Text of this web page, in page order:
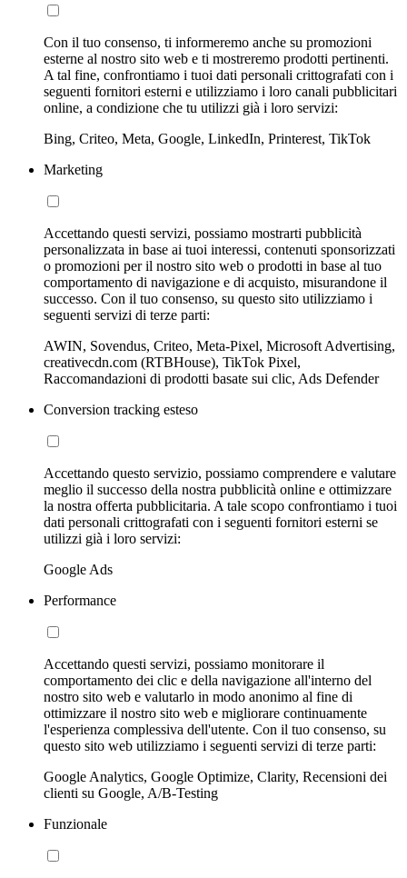
Con il tuo consenso, ti informeremo anche su promozioni
esterne al nostro sito web e ti mostreremo prodotti pertinenti.
A tal fine, confrontiamo i tuoi dati personali crittografati con i
seguenti fornitori esterni e utilizziamo i loro canali pubblicitari
online, a condizione che tu utilizzi già i loro servizi:
Bing, Criteo, Meta, Google, LinkedIn, Printerest, TikTok
Marketing
Accettando questi servizi, possiamo mostrarti pubblicità
personalizzata in base ai tuoi interessi, contenuti sponsorizzati
o promozioni per il nostro sito web o prodotti in base al tuo
comportamento di navigazione e di acquisto, misurandone il
successo. Con il tuo consenso, su questo sito utilizziamo i
seguenti servizi di terze parti:
AWIN, Sovendus, Criteo, Meta-Pixel, Microsoft Advertising,
creativecdn.com (RTBHouse), TikTok Pixel,
Raccomandazioni di prodotti basate sui clic, Ads Defender
Conversion tracking esteso
Accettando questo servizio, possiamo comprendere e valutare
meglio il successo della nostra pubblicità online e ottimizzare
la nostra offerta pubblicitaria. A tale scopo confrontiamo i tuoi
dati personali crittografati con i seguenti fornitori esterni se
utilizzi già i loro servizi:
Google Ads
Performance
Accettando questi servizi, possiamo monitorare il
comportamento dei clic e della navigazione all'interno del
nostro sito web e valutarlo in modo anonimo al fine di
ottimizzare il nostro sito web e migliorare continuamente
l'esperienza complessiva dell'utente. Con il tuo consenso, su
questo sito web utilizziamo i seguenti servizi di terze parti:
Google Analytics, Google Optimize, Clarity, Recensioni dei
clienti su Google, A/B-Testing
Funzionale